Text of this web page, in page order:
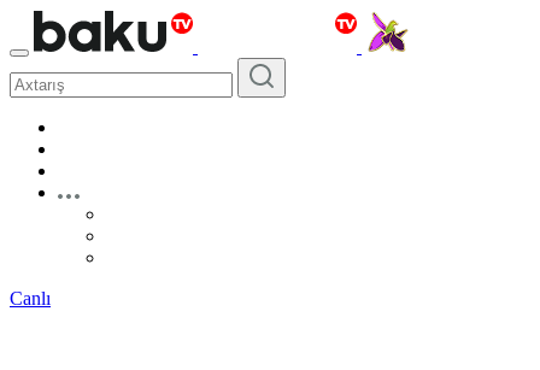
Canlı